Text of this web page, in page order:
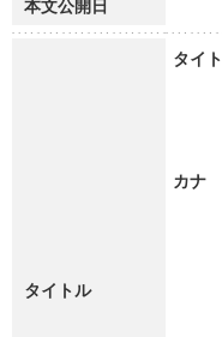
本文公開日
タイトル
タイ
カナ